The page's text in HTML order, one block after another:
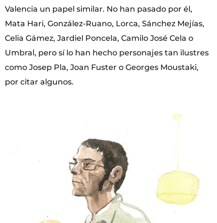
Valencia un papel similar. No han pasado por él,
Mata Hari, González-Ruano, Lorca, Sánchez Mejías,
Celia Gámez, Jardiel Poncela, Camilo José Cela o
Umbral, pero sí lo han hecho personajes tan ilustres
como Josep Pla, Joan Fuster o Georges Moustaki,
por citar algunos.